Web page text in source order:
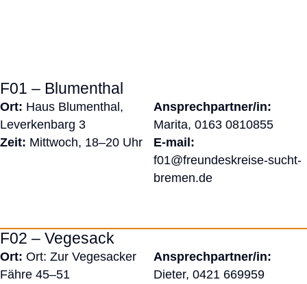
F01 – Blumenthal
Ort: Haus Blumenthal,
Leverkenbarg 3
Zeit: Mittwoch, 18–20 Uhr
Ansprechpartner/in:
Marita, 0163 0810855
E-mail:
f01@freundeskreise-sucht-
bremen.de
F02 – Vegesack
Ort: Ort: Zur Vegesacker
Fähre 45–51
Ansprechpartner/in:
Dieter, 0421 669959